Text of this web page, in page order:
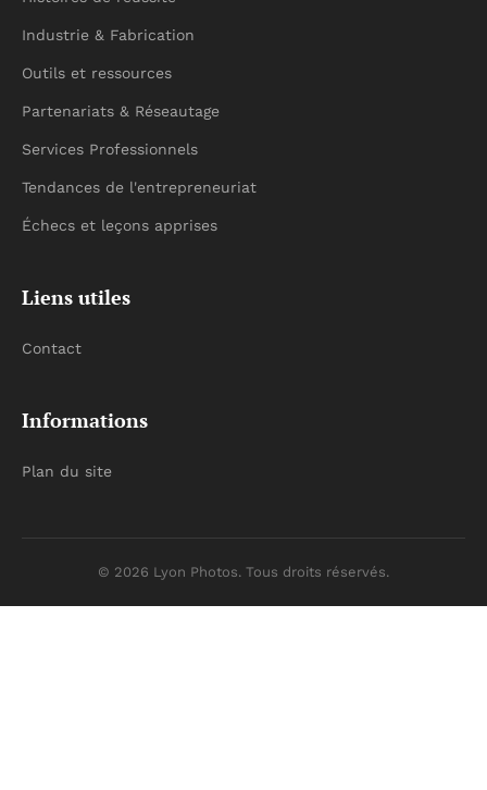
Industrie & Fabrication
Outils et ressources
Partenariats & Réseautage
Services Professionnels
Tendances de l'entrepreneuriat
Échecs et leçons apprises
Liens utiles
Contact
Informations
Plan du site
© 2026 Lyon Photos. Tous droits réservés.